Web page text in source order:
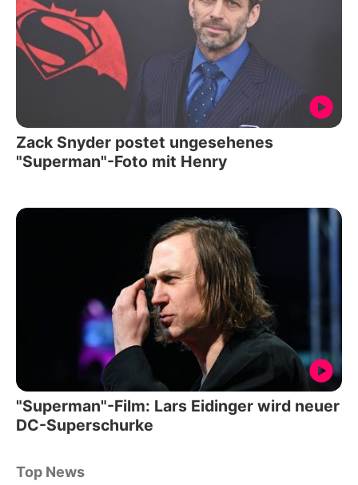
Zack Snyder postet ungesehenes
"Superman"-Foto mit Henry
"Superman"-Film: Lars Eidinger wird neuer
DC-Superschurke
Top News